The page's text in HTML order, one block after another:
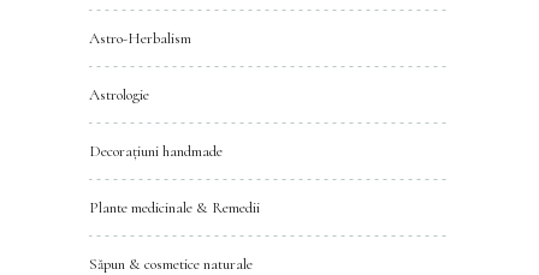
Astro-Herbalism
Astrologie
Decorațiuni handmade
Plante medicinale & Remedii
Săpun & cosmetice naturale